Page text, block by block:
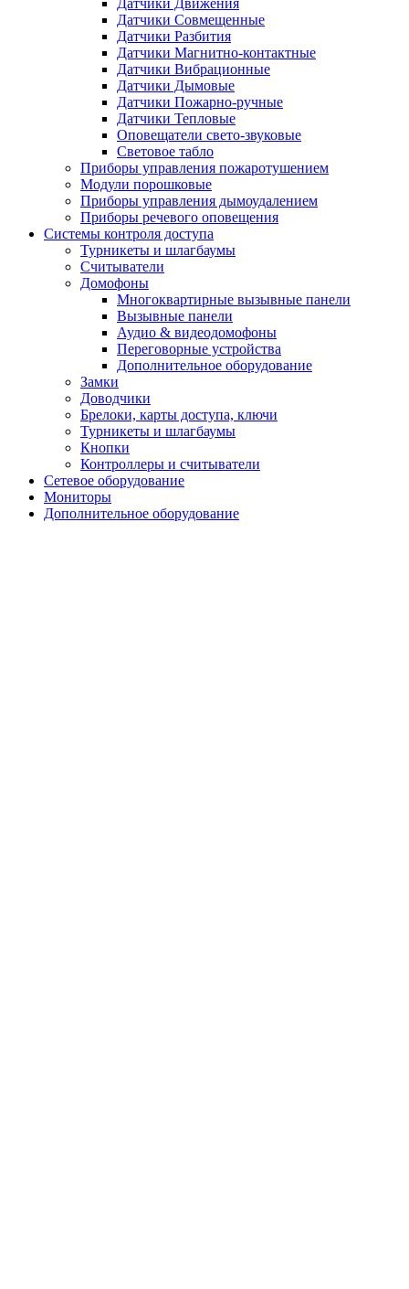
Датчики Совмещенные
Датчики Разбития
Датчики Магнитно-контактные
Датчики Вибрационные
Датчики Дымовые
Датчики Пожарно-ручные
Датчики Тепловые
Оповещатели свето-звуковые
Световое табло
Приборы управления пожаротушением
Модули порошковые
Приборы управления дымоудалением
Приборы речевого оповещения
Системы контроля доступа
Турникеты и шлагбаумы
Cчитыватели
Домофоны
Многоквартирные вызывные панели
Вызывные панели
Аудио & видеодомофоны
Переговорные устройства
Дополнительное оборудование
Замки
Доводчики
Брелоки, карты доступа, ключи
Турникеты и шлагбаумы
Кнопки
Контроллеры и считыватели
Сетевое оборудование
Мониторы
Дополнительное оборудование